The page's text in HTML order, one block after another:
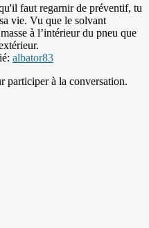
faut regarnir de préventif, tu
vie. Vu que le solvant
à l’intérieur du pneu que
albator83
participer à la conversation.